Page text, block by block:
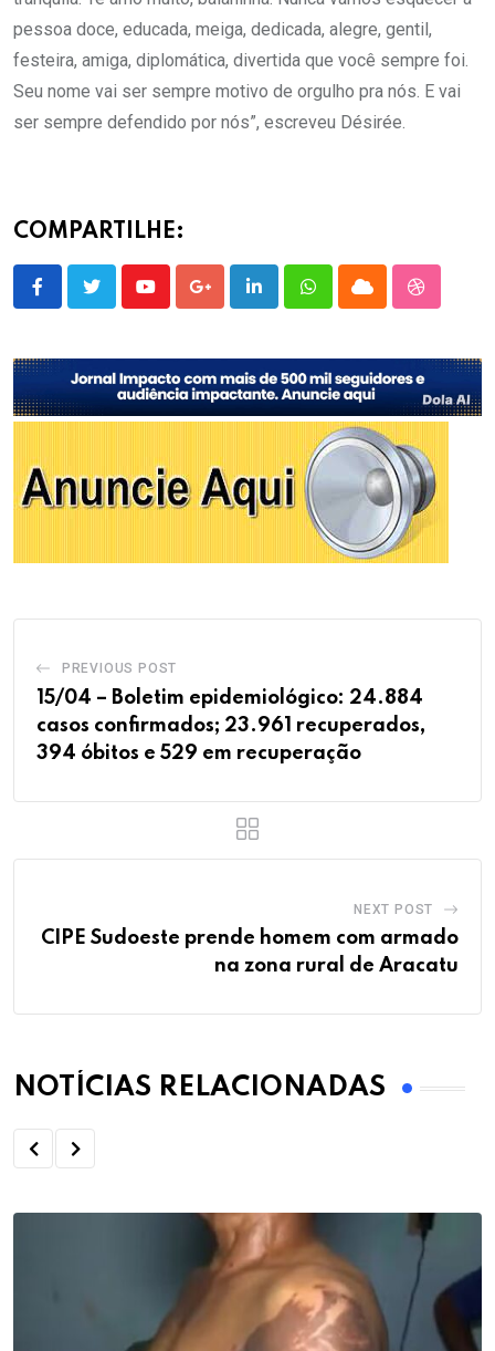
pessoa doce, educada, meiga, dedicada, alegre, gentil,
festeira, amiga, diplomática, divertida que você sempre foi.
Seu nome vai ser sempre motivo de orgulho pra nós. E vai
ser sempre defendido por nós”, escreveu Désirée.
COMPARTILHE:
YoutubeGoogle+LinkedInWhatsappCloud
PREVIOUS POST
15/04 – Boletim epidemiológico: 24.884
casos confirmados; 23.961 recuperados,
394 óbitos e 529 em recuperação
NEXT POST
CIPE Sudoeste prende homem com armado
na zona rural de Aracatu
NOTÍCIAS RELACIONADAS